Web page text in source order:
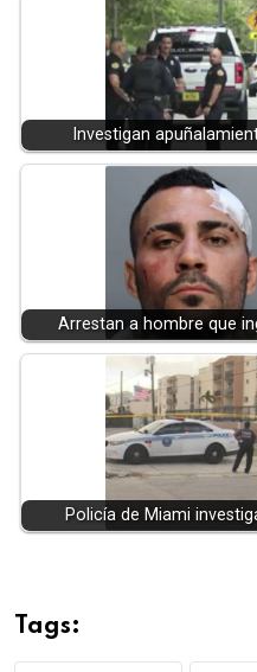
Investigan
Arrestan a hombre que
Policía de Miami
Tags: